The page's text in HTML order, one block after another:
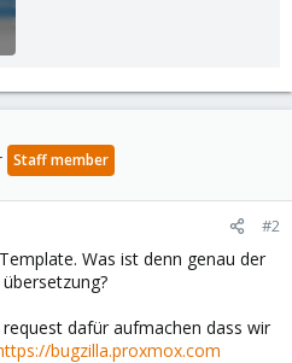
Staff member
#2
Was ist denn genau der
dafür aufmachen dass wir
bugzilla.proxmox.com